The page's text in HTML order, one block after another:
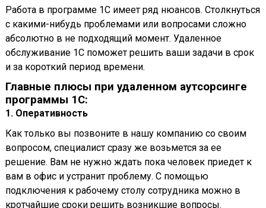
Работа в программе 1С имеет ряд нюансов. Столкнуться
с какими-нибудь проблемами или вопросами сложно
абсолютно в не подходящий момент. Удаленное
обслуживание 1С поможет решить ваши задачи в срок
и за короткий период времени.
Главные плюсы при удаленном аутсорсинге
программы 1С:
1. Оперативность
Как только вы позвоните в нашу компанию со своим
вопросом, специалист сразу же возьмется за ее
решение. Вам не нужно ждать пока человек приедет к
вам в офис и устранит проблему. С помощью
подключения к рабочему столу сотрудника можно в
кротчайшие сроки решить возникшие вопросы.